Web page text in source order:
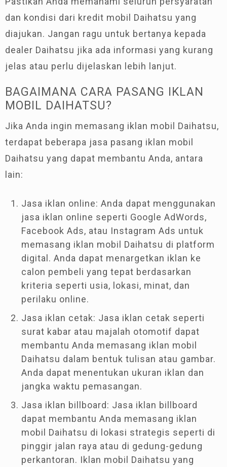
dan kondisi dari kredit mobil Daihatsu yang
diajukan. Jangan ragu untuk bertanya kepada
dealer Daihatsu jika ada informasi yang kurang
jelas atau perlu dijelaskan lebih lanjut.
BAGAIMANA CARA PASANG IKLAN
MOBIL DAIHATSU?
Jika Anda ingin memasang iklan mobil Daihatsu,
terdapat beberapa jasa pasang iklan mobil
Daihatsu yang dapat membantu Anda, antara
lain:
Jasa iklan online: Anda dapat menggunakan
jasa iklan online seperti Google AdWords,
Facebook Ads, atau Instagram Ads untuk
memasang iklan mobil Daihatsu di platform
digital. Anda dapat menargetkan iklan ke
calon pembeli yang tepat berdasarkan
kriteria seperti usia, lokasi, minat, dan
perilaku online.
Jasa iklan cetak: Jasa iklan cetak seperti
surat kabar atau majalah otomotif dapat
membantu Anda memasang iklan mobil
Daihatsu dalam bentuk tulisan atau gambar.
Anda dapat menentukan ukuran iklan dan
jangka waktu pemasangan.
Jasa iklan billboard: Jasa iklan billboard
dapat membantu Anda memasang iklan
mobil Daihatsu di lokasi strategis seperti di
pinggir jalan raya atau di gedung-gedung
perkantoran. Iklan mobil Daihatsu yang